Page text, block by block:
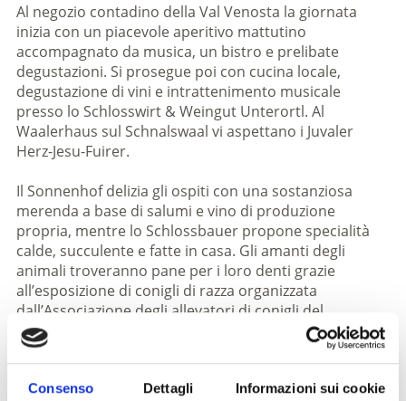
Consenso Dettagli Informazioni sui cookie
Al negozio contadino della Val Venosta la giornata
inizia con un piacevole aperitivo mattutino
accompagnato da musica, un bistro e prelibate
degustazioni. Si prosegue poi con cucina locale,
degustazione di vini e intrattenimento musicale
presso lo Schlosswirt & Weingut Unterortl. Al
Waalerhaus sul Schnalswaal vi aspettano i Juvaler
Herz-Jesu-Fuirer.
Il Sonnenhof delizia gli ospiti con una sostanziosa
merenda a base di salumi e vino di produzione
propria, mentre lo Schlossbauer propone specialità
calde, succulente e fatte in casa. Gli amanti degli
animali troveranno pane per i loro denti grazie
all’esposizione di conigli di razza organizzata
dall’Associazione degli allevatori di conigli del
Burggrafenamt. Inoltre, il Castello di Juval – Messner
Mountain Museum è aperto ai visitatori. Infine, presso
l'Oberschlossbauer è possibile degustare e acquistare
ottimo vino di produzione propria.